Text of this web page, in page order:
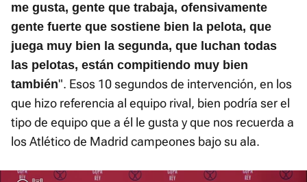
me gusta, gente que trabaja, ofensivamente
gente fuerte que sostiene bien la pelota, que
juega muy bien la segunda, que luchan todas
las pelotas, están compitiendo muy bien
también". Esos 10 segundos de intervención, en los
que hizo referencia al equipo rival, bien podría ser el
tipo de equipo que a él le gusta y que nos recuerda a
los Atlético de Madrid campeones bajo su ala.